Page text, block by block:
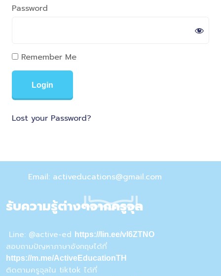
Password
Remember Me
Lost your Password?
Email: activeducations@gmail.com
รับความรู้ต่างๆจากครูจุล
Line: @active-ed https://lin.ee/vI6ZTNO
สอบถามปัญหาภาษาอังกฤษได้ที่
https://m.me/ActiveEducationTH
ติดตามครูจุลใน tiktok ได้ที่